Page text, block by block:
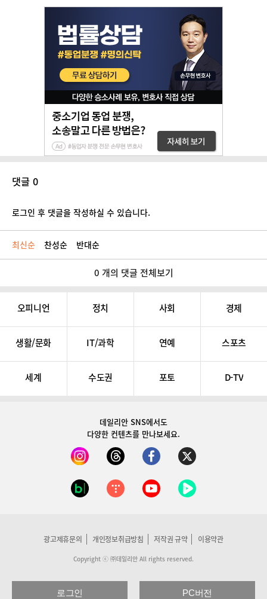
댓글 0
로그인 후 댓글을 작성하실 수 있습니다.
최신순 찬성순 반대순
0 개의 댓글 전체보기
오피니언 정치 사회 경제
생활/문화 IT/과학 연예 스포츠
세계 수도권 포토 D-TV
데일리안 SNS에서도
다양한 컨텐츠를 만나보세요.
광고제휴문의 개인정보취급방침 저작권 규약 이용약관
Copyright ⓒ ㈜데일리안 All rights reserved.
로그인 PC버전